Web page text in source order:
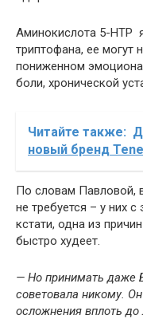
Аминокислота 5-НТР
триптофана, ее могут
пониженном
боли, хронической
Читайте также:
новый бренд
По словам Павловой,
не требуется – у них
кстати, одна из
быстро худеет.
— Но принимать даже
советовала никому.
осложнения вплоть до